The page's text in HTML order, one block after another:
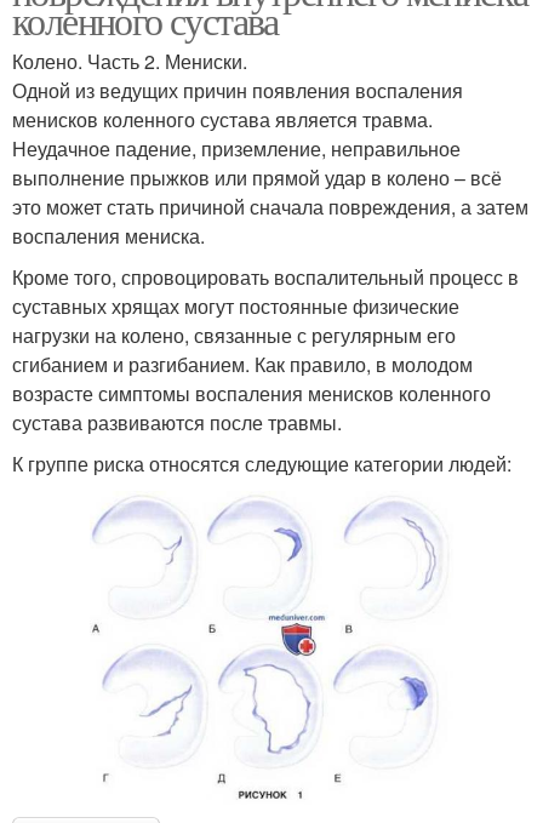
коленного сустава
Колено. Часть 2. Мениски.
Одной из ведущих причин появления воспаления
менисков коленного сустава является травма.
Неудачное падение, приземление, неправильное
выполнение прыжков или прямой удар в колено – всё
это может стать причиной сначала повреждения, а затем
воспаления мениска.
Кроме того, спровоцировать воспалительный процесс в
суставных хрящах могут постоянные физические
нагрузки на колено, связанные с регулярным его
сгибанием и разгибанием. Как правило, в молодом
возрасте симптомы воспаления менисков коленного
сустава развиваются после травмы.
К группе риска относятся следующие категории людей: